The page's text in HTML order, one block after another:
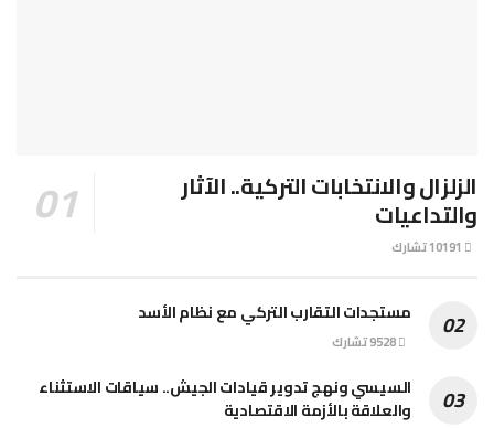
الزلزال والانتخابات التركية.. الآثار
والتداعيات
مستجدات التقارب التركي مع نظام الأسد
السيسي ونهج تدوير قيادات الجيش.. سياقات الاستثناء
والعلاقة بالأزمة الاقتصادية